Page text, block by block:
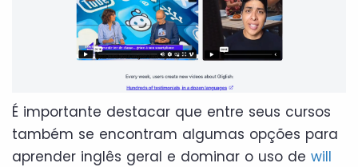
É importante destacar que entre seus cursos
também se encontram algumas opções para
aprender inglês geral e dominar o uso de will